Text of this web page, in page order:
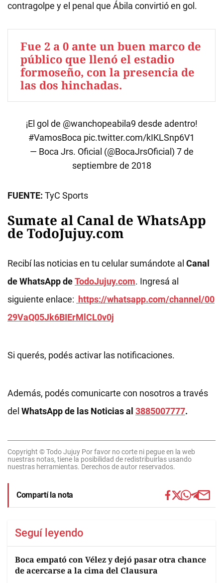
contragolpe y el penal que Ábila convirtió en gol.
Fue 2 a 0 ante un buen marco de
público que llenó el estadio
formoseño, con la presencia de
las dos hinchadas.
¡El gol de @wanchopeabila9 desde adentro!
#VamosBoca pic.twitter.com/kIKLSnp6V1
— Boca Jrs. Oficial (@BocaJrsOficial) 7 de
septiembre de 2018
FUENTE: TyC Sports
Sumate al Canal de WhatsApp
de TodoJujuy.com
Recibí las noticias en tu celular sumándote al Canal
de WhatsApp deTodoJujuy.com. Ingresá al
siguiente enlace: https://whatsapp.com/channel/00
29VaQ05Jk6BIErMlCL0v0j
Si querés, podés activar las notificaciones.
Además, podés comunicarte con nosotros a través
del WhatsApp de las Noticias al 3885007777.
Copyright © Todo Jujuy Por favor no corte ni pegue en la web
nuestras notas, tiene la posibilidad de redistribuirlas usando
nuestras herramientas. Derechos de autor reservados.
Compartí la nota
Seguí leyendo
Boca empató con Vélez y dejó pasar otra chance
de acercarse a la cima del Clausura